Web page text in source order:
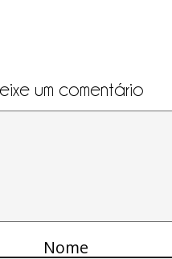
um comentário
Nome